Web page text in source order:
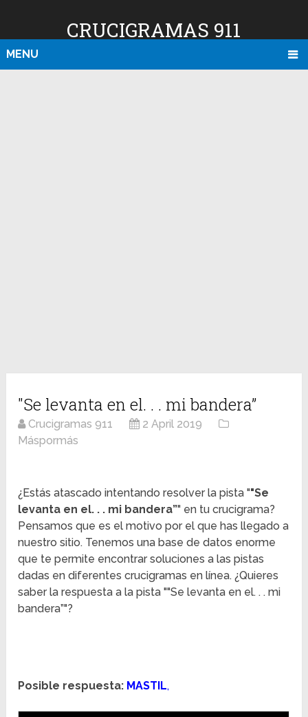
CRUCIGRAMAS 911
MENU
"Se levanta en el. . . mi bandera”
Crucigramas 911
2 April 2019
Máspormás
¿Estás atascado intentando resolver la pista ""Se
levanta en el. . . mi bandera”" en tu crucigrama?
Pensamos que es el motivo por el que has llegado a
nuestro sitio. Tenemos una base de datos enorme
que te permite encontrar soluciones a las pistas
dadas en diferentes crucigramas en línea. ¿Quieres
saber la respuesta a la pista ""Se levanta en el. . . mi
bandera”"?
Posible respuesta: MASTIL,